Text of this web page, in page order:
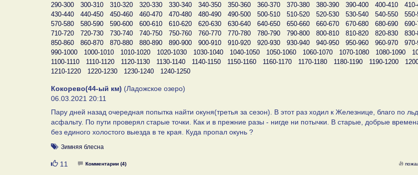
290-300
300-310 310-320 320-330 330-340 340-350 350-360 360-370 370-380 380-390 390-400 400-410
430-440
440-450 450-460 460-470 470-480 480-490 490-500 500-510 510-520 520-530 530-540 540-550
570-580
580-590 590-600 600-610 610-620 620-630 630-640 640-650 650-660 660-670 670-680 680-690
710-720
720-730 730-740 740-750 750-760 760-770 770-780 780-790 790-800 800-810 810-820 820-830
850-860
860-870 870-880 880-890 890-900 900-910 910-920 920-930 930-940 940-950 950-960 960-970
990-1000
1000-1010 1010-1020 1020-1030 1030-1040 1040-1050 1050-1060 1060-1070 1070-1080 1080-1090
1100-1110
1110-1120 1120-1130 1130-1140 1140-1150 1150-1160 1160-1170 1170-1180 1180-1190 1190-1200
1210-1220
1220-1230 1230-1240 1240-1250
Кокорево(44-ый км) (Ладожское озеро)
06.03.2021 20:11
Пару дней назад очередная попытка найти окуня(третья за сезон). В этот раз ходил к Железнице, благо по
асфальту. По пути проверял старые точки. Как и в прежние разы - нигде ни потычки. В старые, добрые
без единого холостого выезда в те края. Куда пропал окунь ?
Зимняя блесна
Нравится
11 Комментарии (4)